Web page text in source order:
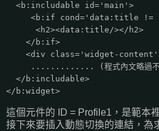
<b:includable id='main'>
<b:if cond='data:title !=
<h2><data:title/></h2>
</b:if>
<div class='widget-
............. (程式內文略過不
</b:includable>
</b:widget>
這個元件的 ID = Profile1，是範本
接下來要插入動態切換的連結，為